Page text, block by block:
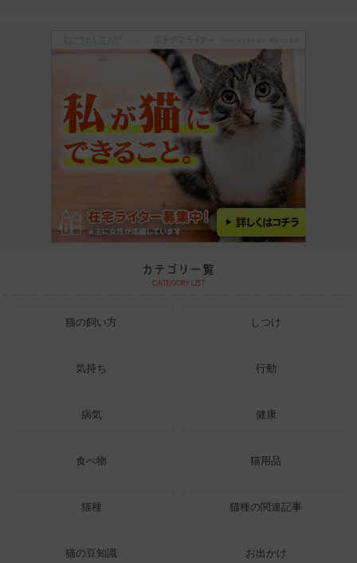
猫の飼い方 しつけ
気持ち 行動
病気 健康
食べ物 猫用品
猫種 猫種の関連記事
猫の豆知識 お出かけ